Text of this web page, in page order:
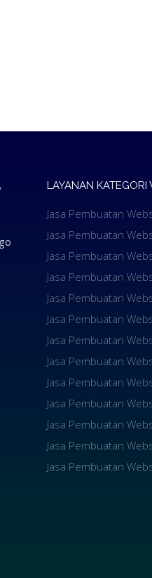
LAYANAN KATEGORI
Jasa Pembuatan
Jasa Pembuatan
Jasa Pembuatan
Jasa Pembuatan
Jasa Pembuatan
Jasa Pembuatan
Jasa Pembuatan
Jasa Pembuatan
Jasa Pembuatan
Jasa Pembuatan
Jasa Pembuatan
Jasa Pembuatan
Jasa Pembuatan